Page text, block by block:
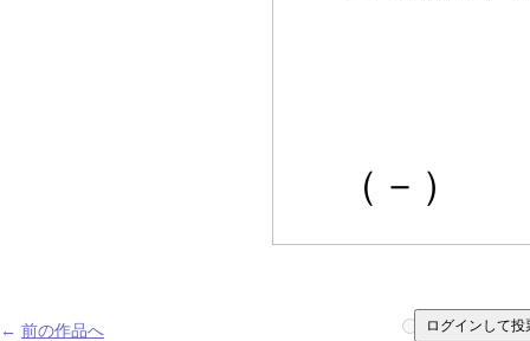
（－）
← 前の作品へ 1 2 3
ログインして投